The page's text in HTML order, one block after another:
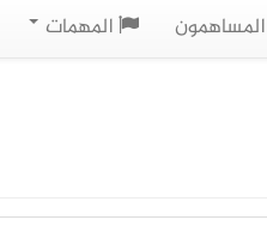
المساهمون المهمات